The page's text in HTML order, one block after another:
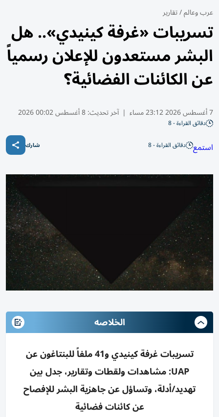
عرب وعالم/تقارير
تسريبات «غرفة كينيدي».. هل
البشر مستعدون للإعلان رسمياً
عن الكائنات الفضائية؟
7 أغسطس 2026 23:12 مساء | آخر تحديث:8 أغسطس 00:02 2026
دقائق القراءة - 8
استمع دقائق القراءة - 8 شارك
الخلاصه
تسريبات غرفة كينيدي و41 ملفاً للبنتاغون عن
UAP: مشاهدات ولقطات وتقارير، جدل بين
تهديد/أدلة، وتساؤل عن جاهزية البشر للإفصاح
عن كائنات فضائية